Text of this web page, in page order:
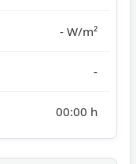
- W/m²
-
00:00 h